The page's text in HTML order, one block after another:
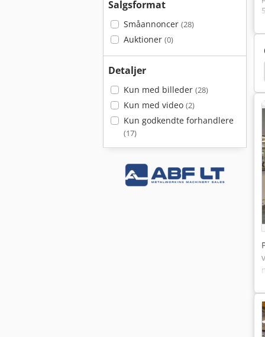
Salgsformat
Småannoncer (28)
Auktioner (0)
Detaljer
Kun med billeder (28)
Kun med video (2)
Kun godkendte forhandlere
(17)
Bælte